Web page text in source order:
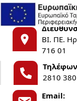
ΒΙ. ΠΕ.
716 01
2810
Email: